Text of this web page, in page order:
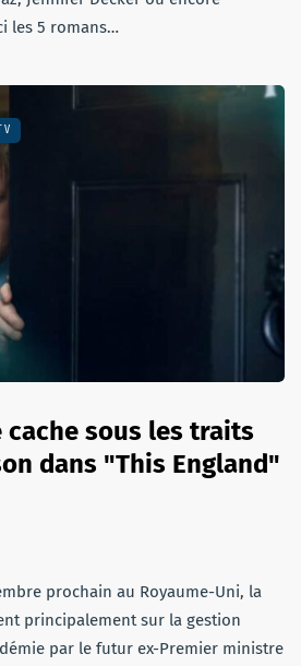
les 5 romans…
cache sous les traits
dans "This England"
prochain au Royaume-Uni, la
principalement sur la gestion
par le futur ex-Premier ministre